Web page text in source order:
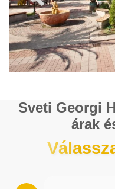
Sveti Georgi
árak